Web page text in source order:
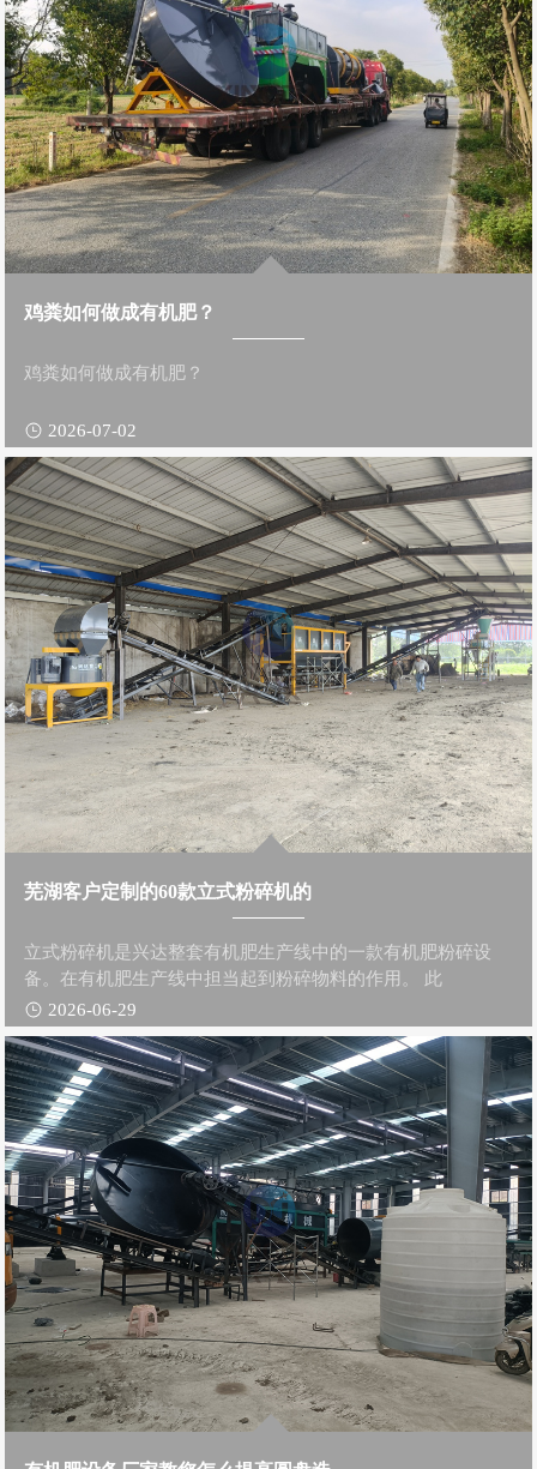
鸡粪如何做成有机肥？
鸡粪如何做成有机肥？
2026-07-02
芜湖客户定制的60款立式粉碎机的
立式粉碎机是兴达整套有机肥生产线中的一款有机肥粉碎设
备。在有机肥生产线中担当起到粉碎物料的作用。 此
2026-06-29